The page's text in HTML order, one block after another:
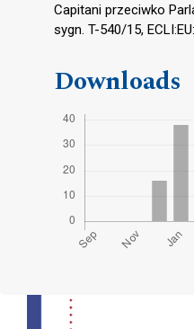
Capitani przeciwko
sygn. T-540/15,
Downloads
Cover image